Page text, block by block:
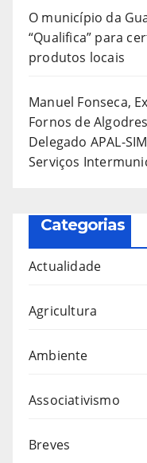
O município da
“Qualifica” para
produtos locais
Manuel Fonseca,
Fornos de
Delegado APAL-
Serviços
Categorias
Actualidade
Agricultura
Ambiente
Associativismo
Breves